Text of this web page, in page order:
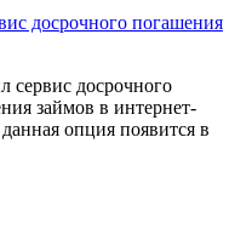
досрочного погашения
сервис досрочного
займов в интернет-
опция появится в